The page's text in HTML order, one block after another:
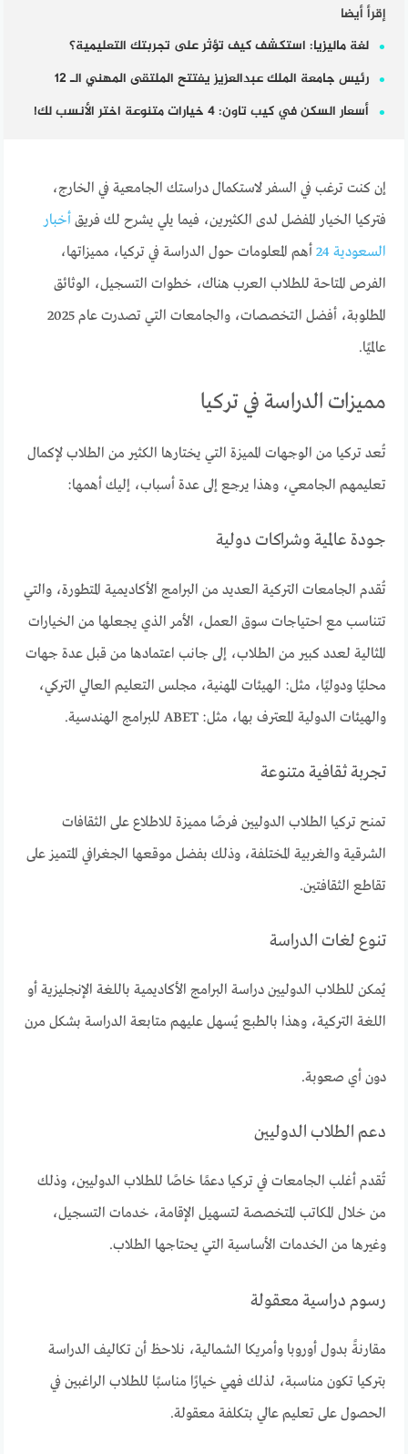
إقرأ أيضا
لغة ماليزيا: استكشف كيف تؤثر على تجربتك التعليمية؟
رئيس جامعة الملك عبدالعزيز يفتتح الملتقى المهني الـ 12
أسعار السكن في كيب تاون: 4 خيارات متنوعة اختر الأنسب لك!
إن كنت ترغب في السفر لاستكمال دراستك الجامعية في الخارج،
فتركيا الخيار المفضل لدى الكثيرين، فيما يلي يشرح لك فريق أخبار
السعودية 24
أهم المعلومات حول الدراسة في تركيا، مميزاتها،
الفرص المتاحة للطلاب العرب هناك، خطوات التسجيل، الوثائق
المطلوبة، أفضل التخصصات، والجامعات التي تصدرت عام 2025
عالميًا.
مميزات الدراسة في تركيا
تُعد تركيا من الوجهات المميزة التي يختارها الكثير من الطلاب لإكمال
تعليمهم الجامعي، وهذا يرجع إلى عدة أسباب، إليك أهمها:
جودة عالمية وشراكات دولية
تُقدم الجامعات التركية العديد من البرامج الأكاديمية المتطورة، والتي
تتناسب مع احتياجات سوق العمل، الأمر الذي يجعلها من الخيارات
المثالية لعدد كبير من الطلاب، إلى جانب اعتمادها من قبل عدة جهات
محليًا ودوليًا، مثل: الهيئات المهنية، مجلس التعليم العالي التركي،
والهيئات الدولية المعترف بها، مثل: ABET للبرامج الهندسية.
تجربة ثقافية متنوعة
تمنح تركيا الطلاب الدوليين فرصًا مميزة للاطلاع على الثقافات
الشرقية والغربية المختلفة، وذلك بفضل موقعها الجغرافي المتميز على
تقاطع الثقافتين.
تنوع لغات الدراسة
يُمكن للطلاب الدوليين دراسة البرامج الأكاديمية باللغة الإنجليزية أو
اللغة التركية، وهذا بالطبع يُسهل عليهم متابعة الدراسة بشكل مرن
دون أي صعوبة.
دعم الطلاب الدوليين
تُقدم أغلب الجامعات في تركيا دعمًا خاصًا للطلاب الدوليين، وذلك
من خلال المكاتب المتخصصة لتسهيل الإقامة، خدمات التسجيل،
وغيرها من الخدمات الأساسية التي يحتاجها الطلاب.
رسوم دراسية معقولة
مقارنةً بدول أوروبا وأمريكا الشمالية، نلاحظ أن تكاليف الدراسة
بتركيا تكون مناسبة، لذلك فهي خيارًا مناسبًا للطلاب الراغبين في
الحصول على تعليم عالي بتكلفة معقولة.